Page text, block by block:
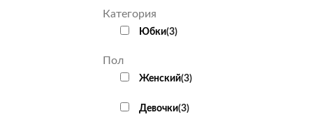
Категория
Юбки(3)
Пол
Женский(3)
Девочки(3)